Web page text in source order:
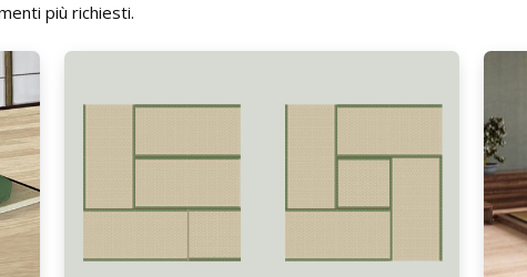
più richiesti.